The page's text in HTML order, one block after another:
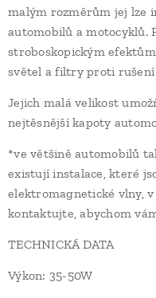
malým rozměrům jej lze
automobilů a motocyklů.
stroboskopickým
světel a filtry proti
Jejich malá velikost
nejtěsnější kapoty
*ve většině automobilů
existují instalace, které
elektromagnetické vlny,
kontaktujte, abychom
TECHNICKÁ DATA
Výkon: 35-50W